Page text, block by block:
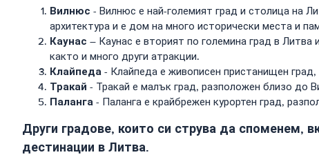
Вилнюс - Вилнюс е най-големият град и столица на
архитектура и е дом на много исторически места и
Каунас – Каунас е вторият по големина град в Литва
както и много други атракции.
Клайпеда - Клайпеда е живописен пристанищен
Тракай - Тракай е малък град, разположен близо до
Паланга - Паланга е крайбрежен курортен град,
Други градове, които си струва да споменем,
дестинации в Литва.